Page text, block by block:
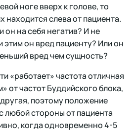
ноге вверх к голове, то
находится слева от пациента.
он на себя негатив? И не
этим он вред пациенту? Или он
вред чем сущность?
«работает» частота отличная
от частот Буддийского блока,
поэтому положение
любой стороны от пациента
когда одновременно 4-5